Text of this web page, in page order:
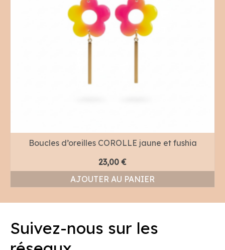
Boucles d’oreilles COROLLE jaune et fushia
23,00 €
AJOUTER AU PANIER
Suivez-nous sur les